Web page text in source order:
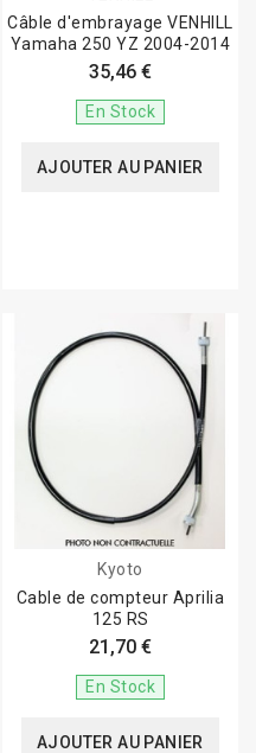
Câble d'embrayage VENHILL
Yamaha 250 YZ 2004-2014
35,46 €
En Stock
AJOUTER AU PANIER
Kyoto
Cable de compteur Aprilia
125 RS
21,70 €
En Stock
AJOUTER AU PANIER